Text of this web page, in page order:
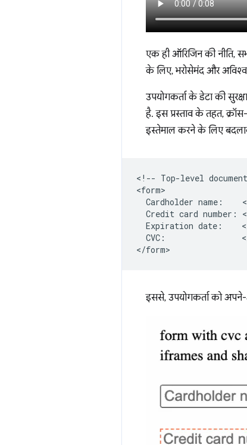
एक ही ऑरिजिन की नीति,
के लिए, भरोसेमंद और
उपयोगकर्ता के डेटा की
है. इस प्रस्ताव के तहत,
इस्तेमाल करने के लिए बदलाव
<!-- Top-level
<form>
Cardholder name:
Credit card number:
Expiration date:
CVC:
इससे, उपयोगकर्ता को